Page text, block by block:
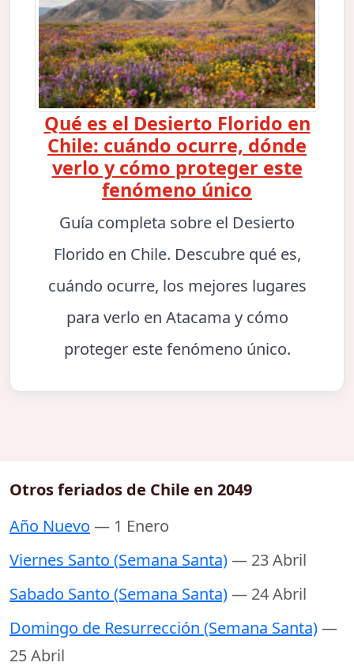
Qué es el Desierto Florido en
Chile: cuándo ocurre, dónde
verlo y cómo proteger este
fenómeno único
Guía completa sobre el Desierto
Florido en Chile. Descubre qué es,
cuándo ocurre, los mejores lugares
para verlo en Atacama y cómo
proteger este fenómeno único.
Otros feriados de Chile en 2049
Año Nuevo — 1 Enero
Viernes Santo (Semana Santa)— 23 Abril
Sabado Santo (Semana Santa)— 24 Abril
Domingo de Resurrección (Semana Santa)—
25 Abril